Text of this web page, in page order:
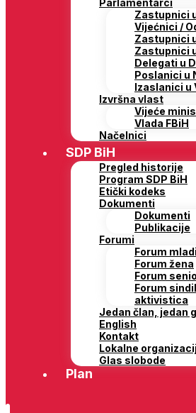
Parlamentarci
Zastupnici
Vijećnici /
Zastupnici
Zastupnici
Delegati u
Poslanici u
Izaslanici u
Izvršna vlast
Vijeće
Vlada FBiH
Načelnici
SDP BiH
Pregled historije
Program SDP BiH
Etički kodeks
Dokumenti
Dokumenti
Publikacije
Forumi
Forum
Forum žena
Forum
Forum
aktivistica
Jedan član, jedan
English
Kontakt
Lokalne
Glas slobode
Plan